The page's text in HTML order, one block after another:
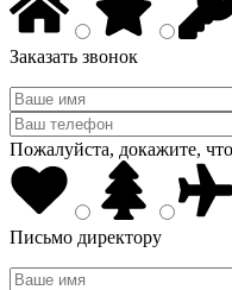
Заказать звонок
Пожалуйста, докажите,
Письмо директору